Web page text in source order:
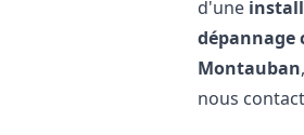
d'une
dépannage
Montauban
nous